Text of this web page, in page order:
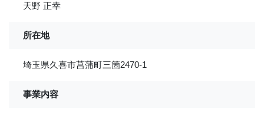
天野 正幸
所在地
埼玉県久喜市菖蒲町三箇2470-1
事業内容